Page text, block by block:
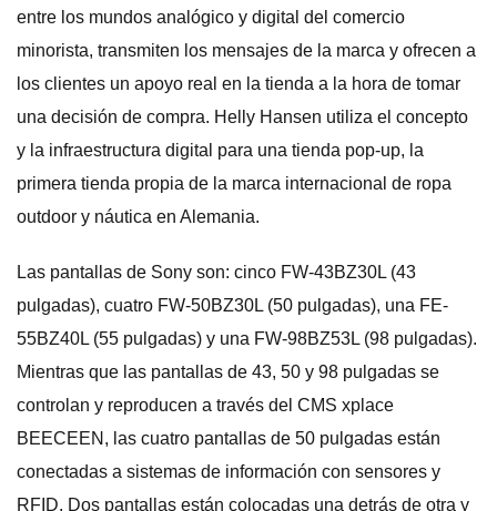
entre los mundos analógico y digital del comercio
minorista, transmiten los mensajes de la marca y ofrecen a
los clientes un apoyo real en la tienda a la hora de tomar
una decisión de compra. Helly Hansen utiliza el concepto
y la infraestructura digital para una tienda pop-up, la
primera tienda propia de la marca internacional de ropa
outdoor y náutica en Alemania.
Las pantallas de Sony son: cinco FW-43BZ30L (43
pulgadas), cuatro FW-50BZ30L (50 pulgadas), una FE-
55BZ40L (55 pulgadas) y una FW-98BZ53L (98 pulgadas).
Mientras que las pantallas de 43, 50 y 98 pulgadas se
controlan y reproducen a través del CMS xplace
BEECEEN, las cuatro pantallas de 50 pulgadas están
conectadas a sistemas de información con sensores y
RFID. Dos pantallas están colocadas una detrás de otra y